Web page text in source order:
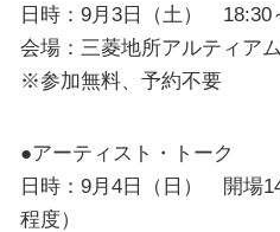
日時：9月3日（土） 18:30
会場：三菱地所アルティアム
※参加無料、予約不要
●アーティスト・トーク
日時：9月4日（日） 開場
程度）